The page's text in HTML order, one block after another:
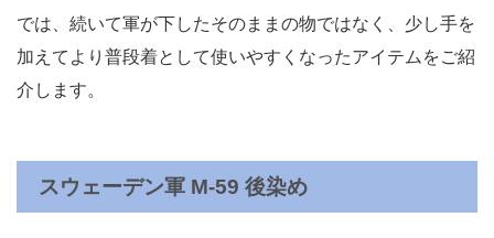
では、続いて軍が下したそのままの物ではなく、少し手を
加えてより普段着として使いやすくなったアイテムをご紹
介します。
スウェーデン軍 M-59 後染め